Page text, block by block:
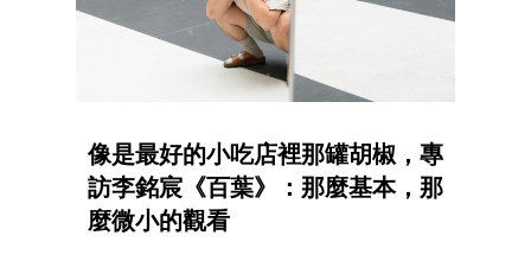
像是最好的小吃店裡那罐胡椒，專
訪李銘宸《百葉》：那麼基本，那
麼微小的觀看